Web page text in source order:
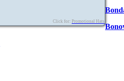
Click for: Promotional Hats